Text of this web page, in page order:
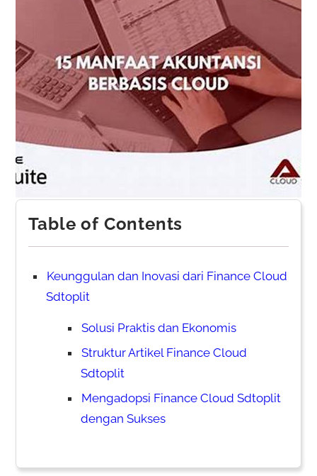
Table of Contents
Keunggulan dan Inovasi dari Finance Cloud
Sdtoplit
Solusi Praktis dan Ekonomis
Struktur Artikel Finance Cloud
Sdtoplit
Mengadopsi Finance Cloud Sdtoplit
dengan Sukses